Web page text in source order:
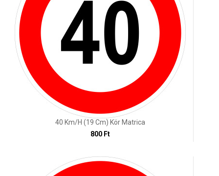
40 Km/h (19 Cm) Kör Matrica
800 Ft